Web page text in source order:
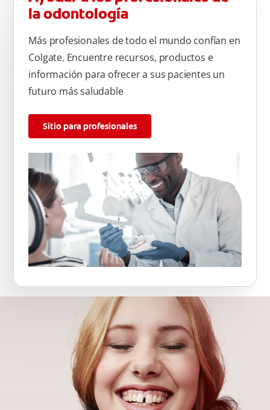
la odontología
Más profesionales de todo el mundo confían en
Colgate. Encuentre recursos, productos e
información para ofrecer a sus pacientes un
futuro más saludable
Sitio para profesionales